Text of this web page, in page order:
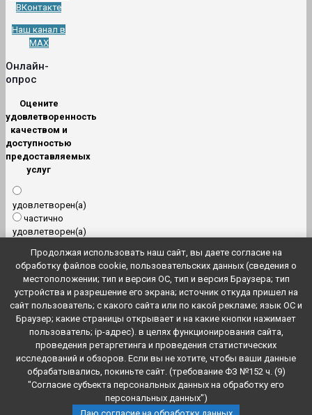
ВКонтакте
Наш канал в
МАХ
Онлайн-
опрос
Оцените
удовлетворенность
качеством и
доступностью
предоставляемых
услуг
удовлетворен(а)
частично
удовлетворен(а)
удовлетворен(а)
Просмотреть
результаты
БЫСТРЫЙ
ПОИСК
© 2018 Колобовский центр социального обслуживания населения.
Продолжая использовать наш сайт, вы даете согласие на
обработку файлов cookie, пользовательских данных (сведения о
местоположении; тип и версия ОС, тип и версия Браузера; тип
устройства и разрешение его экрана; источник откуда пришел на
сайт пользователь; с какого сайта или по какой рекламе; язык ОС и
Браузер; какие страницы открывает и на какие кнопки нажимает
пользователь; ip-адрес). в целях функционирования сайта,
проведения ретаргетинга и проведения статистических
исследований и обзоров. Если вы не хотите, чтобы ваши данные
обрабатывались, покиньте сайт. (требование ФЗ №152 ч. (9)
"Согласие субъекта персональных данных на обработку его
персональных данных")